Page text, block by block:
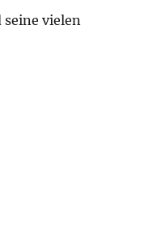
seine vielen